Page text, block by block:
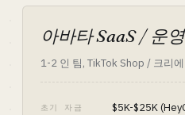
아바타 SaaS / 운
1-2 인 팀, TikTok Shop / 크리
초기 자금
$5K-$25K